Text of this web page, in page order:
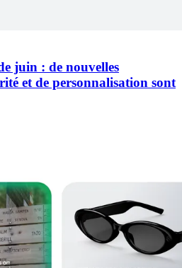
juin : de nouvelles
et de personnalisation sont